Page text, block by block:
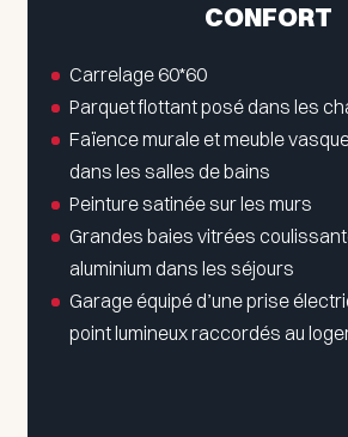
CONFORT
Carrelage 60*60
Parquet flottant posé dans les
Faïence murale et meuble
dans les salles de bains
Peinture satinée sur les murs
Grandes baies vitrées
aluminium dans les séjours
Garage équipé d’une prise
point lumineux raccordés au